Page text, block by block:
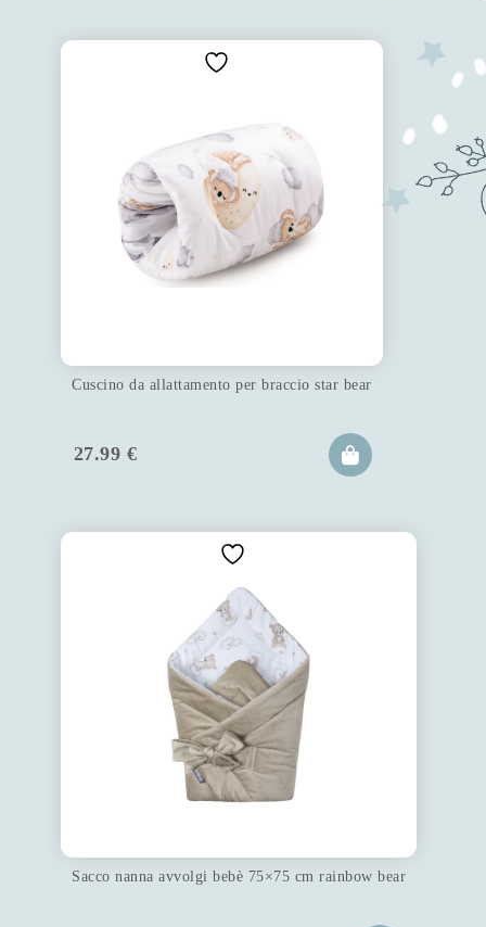
Cuscino da allattamento per braccio star bear
27.99 €
Sacco nanna avvolgi bebè 75×75 cm rainbow bear